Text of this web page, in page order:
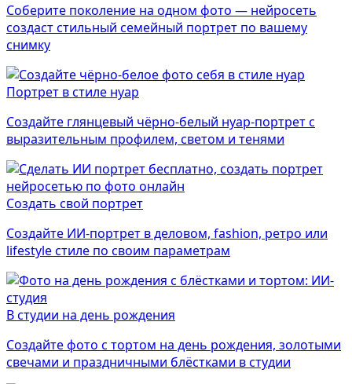
Соберите поколение на одном фото — нейросеть
создаст стильный семейный портрет по вашему
снимку
Портрет в стиле нуар
Создайте глянцевый чёрно-белый нуар-портрет с
выразительным профилем, светом и тенями
Создать свой портрет
Создайте ИИ-портрет в деловом, fashion, ретро или
lifestyle стиле по своим параметрам
В студии на день рождения
Создайте фото с тортом на день рождения, золотыми
свечами и праздничными блёстками в студии